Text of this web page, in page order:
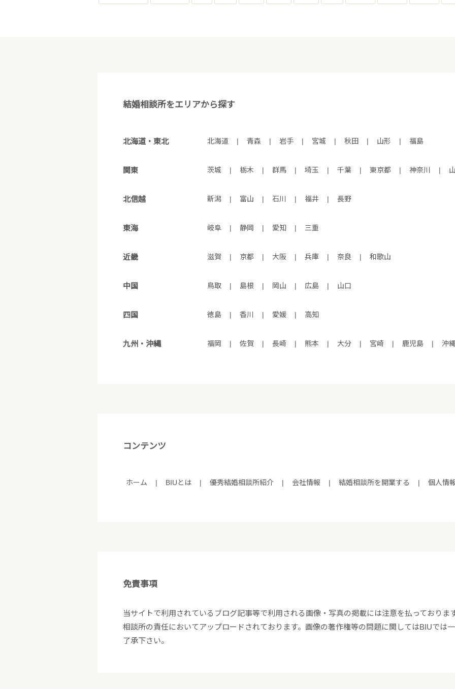
結婚相談所をエリアから探す
北海道・東北 北海道 | 青森 | 岩手 | 宮城 | 秋田 | 山形 | 福島
関東 茨城 | 栃木 | 群馬 | 埼玉 | 千葉 | 東京都 | 神奈川 |
北信越 新潟 | 富山 | 石川 | 福井 | 長野
東海 岐阜 | 静岡 | 愛知 | 三重
近畿 滋賀 | 京都 | 大阪 | 兵庫 | 奈良 | 和歌山
中国 鳥取 | 島根 | 岡山 | 広島 | 山口
四国 徳島 | 香川 | 愛媛 | 高知
九州・沖縄 福岡 | 佐賀 | 長崎 | 熊本 | 大分 | 宮崎 | 鹿児島 | 沖
コンテンツ
ホーム | BIUとは | 優秀結婚相談所紹介 | 会社情報 | 結婚相談所を開業する | 個人情
免責事項
当サイトで利用されているブログ記事等で利用される画像・写真の掲載には注意を払っておりま
相談所の責任においてアップロードされております。画像の著作権等の問題に関してはBIUでは
了承下さい。